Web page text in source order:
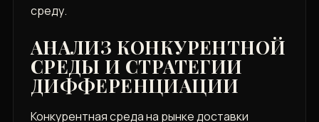
среду.
АНАЛИЗ КОНКУРЕНТНОЙ
СРЕДЫ И СТРАТЕГИИ
ДИФФЕРЕНЦИАЦИИ
Конкурентная среда на рынке доставки